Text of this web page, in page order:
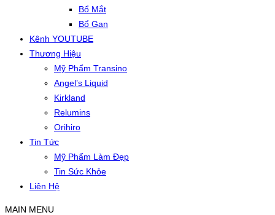
Bổ Mắt
Bổ Gan
Kênh YOUTUBE
Thương Hiệu
Mỹ Phẩm Transino
Angel’s Liquid
Kirkland
Relumins
Orihiro
Tin Tức
Mỹ Phẩm Làm Đẹp
Tin Sức Khỏe
Liên Hệ
MAIN MENU